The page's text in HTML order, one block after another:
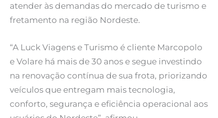
atender às demandas do mercado de turismo e
fretamento na região Nordeste.
“A Luck Viagens e Turismo é cliente Marcopolo
e Volare há mais de 30 anos e segue investindo
na renovação contínua de sua frota, priorizando
veículos que entregam mais tecnologia,
conforto, segurança e eficiência operacional aos